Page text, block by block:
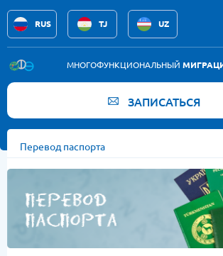
RUS TJ UZ
Услуги
Вакансии
Контакты
МНОГОФУНКЦИОНАЛЬНЫЙ
ЗАПИСАТЬСЯ
Перевод паспорта